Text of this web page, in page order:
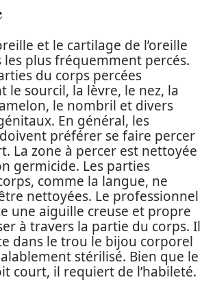
et le cartilage de l’oreille
les plus fréquemment percés.
du corps percées
le sourcil, la lèvre, le nez, la
le nombril et divers
En général, les
préférer se faire percer
La zone à percer est nettoyée
germicide. Les parties
comme la langue, ne
nettoyées. Le professionnel
une aiguille creuse et propre
à travers la partie du corps. Il
dans le trou le bijou corporel
stérilisé. Bien que le
court, il requiert de l’habileté.